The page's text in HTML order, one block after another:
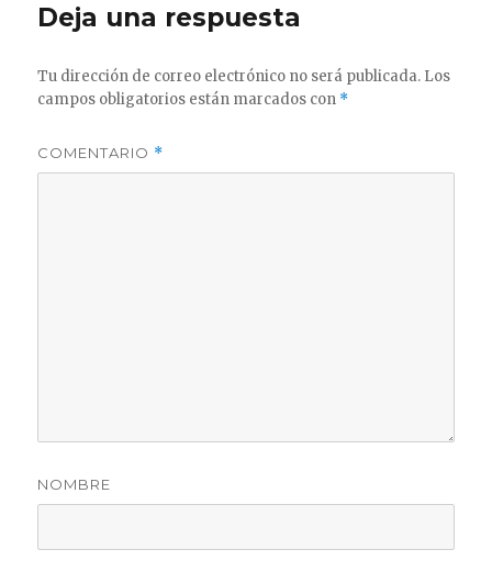
Deja una respuesta
Tu dirección de correo electrónico no será publicada. Los
campos obligatorios están marcados con *
COMENTARIO *
NOMBRE